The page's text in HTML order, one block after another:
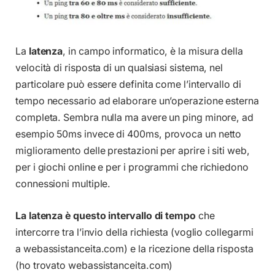
La latenza, in campo informatico, è la misura della
velocità di risposta di un qualsiasi sistema, nel
particolare può essere definita come l’intervallo di
tempo necessario ad elaborare un’operazione esterna
completa. Sembra nulla ma avere un ping minore, ad
esempio 50ms invece di 400ms, provoca un netto
miglioramento delle prestazioni per aprire i siti web,
per i giochi online e per i programmi che richiedono
connessioni multiple.
La latenza è questo intervallo di tempo che
intercorre tra l’invio della richiesta (voglio collegarmi
a webassistanceita.com) e la ricezione della risposta
(ho trovato webassistanceita.com)